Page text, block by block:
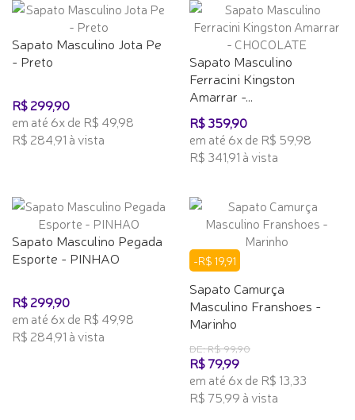
Sapato Masculino Jota Pe
- Preto
R$ 299,90
em até 6x de R$ 49,98
R$ 284,91 à vista
Sapato Masculino
Ferracini Kingston
Amarrar -...
R$ 359,90
em até 6x de R$ 59,98
R$ 341,91 à vista
Sapato Masculino Pegada
Esporte - PINHAO
R$ 299,90
em até 6x de R$ 49,98
R$ 284,91 à vista
-R$ 19,91
Sapato Camurça
Masculino Franshoes -
Marinho
DE: R$ 99,90
R$ 79,99
em até 6x de R$ 13,33
R$ 75,99 à vista